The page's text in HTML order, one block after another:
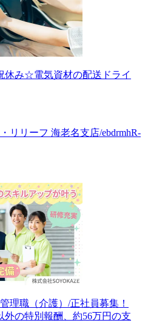
休み☆電気資材の配送ドライ
リリーフ 海老名支店/ebdrmhR-
理職（介護）/正社員募集！
外の特別報酬、約56万円の支